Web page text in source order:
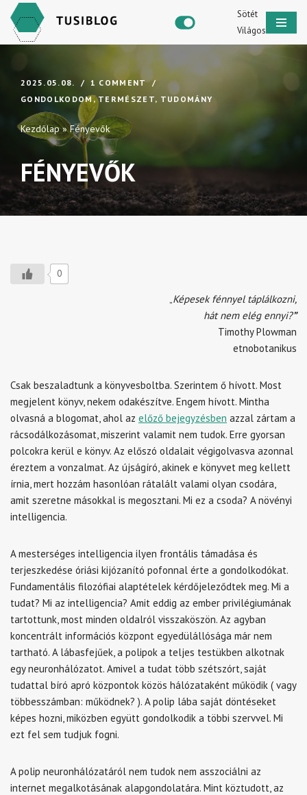
Skip
Sötét
Világos
2025.05.08.
1 COMMENT
GONDOLKODOM,TERMÉSZET, TUDOMÁNY
Kezdőlap»Fényevők
FÉNYEVŐK
0
„Képesek fénnyel táplálkozni,
hát nem elég ennyi?”
Timothy Plowman
etnobotanikus
Csak beszaladtunk a könyvesboltba. Szerintem ő hívott. Most
megjelent könyv, nekem odakészítve. Engem hívott. Mintha
olvasná a blogomat, ahol az előző bejegyzésben azzal zártam a
rácsodálkozásomat, miszerint valamit nem tudok. Erre gyorsan
polcokra kerül e könyv. Az előszó oldalait végigolvasva azonnal
éreztem a vonzalmat. Az újságíró, akinek e könyvet meg kellett
írnia, mert hozzám hasonlóan rátalált valami olyan csodára,
amit szeretne másokkal is megosztani. Mi ez a csoda? A növényi
intelligencia.
A mesterséges intelligencia ilyen frontális támadása és
terjeszkedése óriási kijózanító pofonnal érte a gondolkodókat.
Fundamentális filozófiai alaptételek kérdőjeleződtek meg. Mi a
tudat? Mi az intelligencia? Amit eddig az ember privilégiumának
tartottunk, most minden oldalról visszaköszön. Az agyban
koncentrált információs központ egyedülállósága már nem
tartható. A lábasfejűek, a polipok a teljes testükben alkotnak
egy neuronhálózatot. Amivel a tudat több szétszórt, saját
tudattal bíró apró központok közös hálózataként működik ( vagy
többesszámban: működnek? ). A polip lába saját döntéseket
képes hozni, miközben együtt gondolkodik a többi szervvel. Mi
ezt fel sem tudjuk fogni.
A polip neuronhálózatáról nem tudok nem asszociálni az
internet megalkotásának alapgondolatára. Mint köztudott, az